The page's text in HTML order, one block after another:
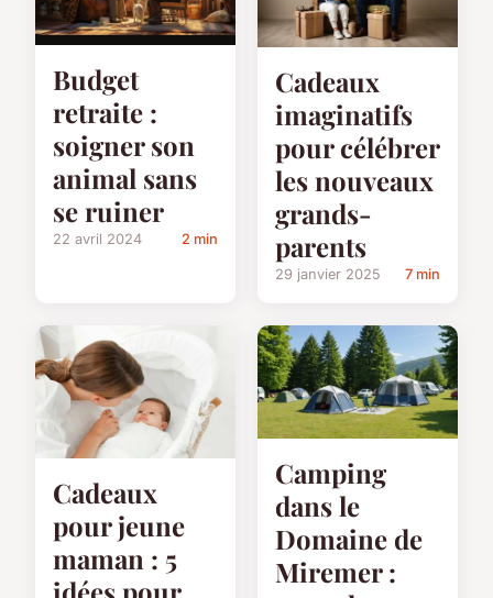
Budget
retraite :
soigner son
animal sans
se ruiner
22 avril 2024 2 min
Cadeaux
imaginatifs
pour célébrer
les nouveaux
grands-
parents
29 janvier 2025 7 min
Cadeaux
pour jeune
maman : 5
Camping
dans le
Domaine de
Miremer :